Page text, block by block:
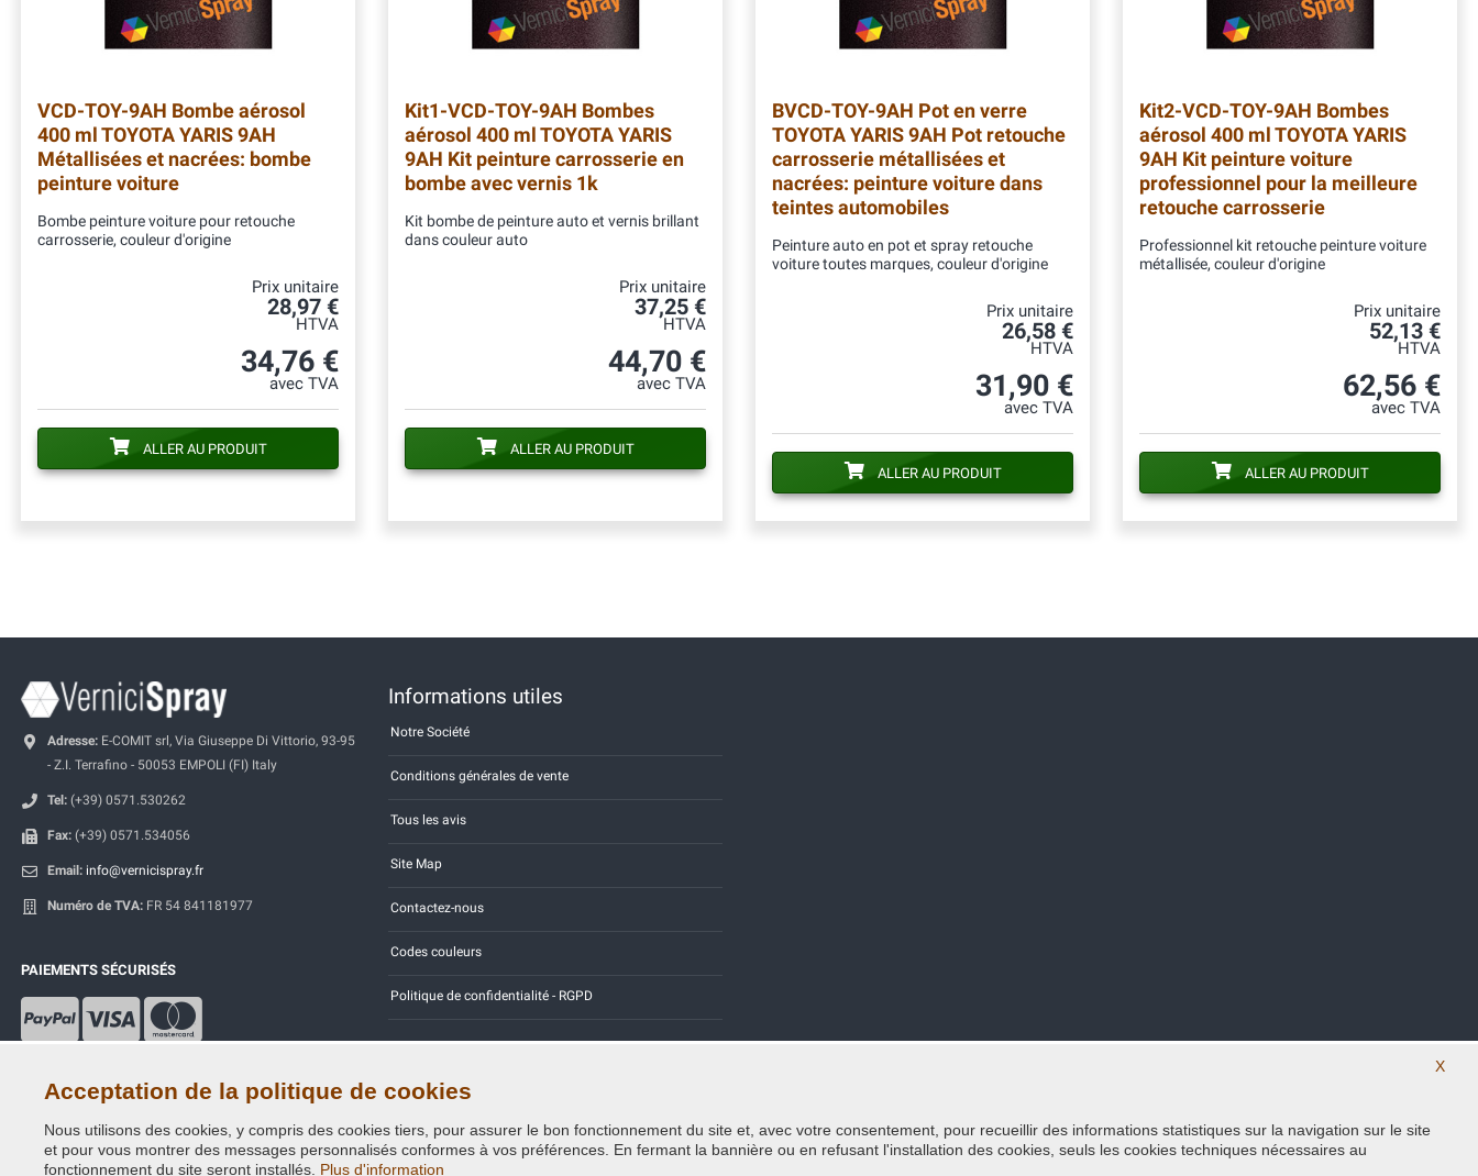
VCD-TOY-9AH Bombe aérosol
400 ml TOYOTA YARIS 9AH
Métallisées et nacrées: bombe
peinture voiture
Bombe peinture voiture pour retouche
carrosserie, couleur d'origine
Prix unitaire
28,97 €
HTVA
34,76 €
avec TVA
ALLER AU PRODUIT
Kit1-VCD-TOY-9AH Bombes
aérosol 400 ml TOYOTA YARIS
9AH Kit peinture carrosserie en
bombe avec vernis 1k
Kit bombe de peinture auto et vernis brillant
dans couleur auto
Prix unitaire
37,25 €
HTVA
44,70 €
avec TVA
ALLER AU PRODUIT
BVCD-TOY-9AH Pot en verre
TOYOTA YARIS 9AH Pot retouche
carrosserie métallisées et
nacrées: peinture voiture dans
teintes automobiles
Peinture auto en pot et spray retouche
voiture toutes marques, couleur d'origine
Prix unitaire
26,58 €
HTVA
31,90 €
avec TVA
ALLER AU PRODUIT
Kit2-VCD-TOY-9AH Bombes
aérosol 400 ml TOYOTA YARIS
9AH Kit peinture voiture
professionnel pour la meilleure
retouche carrosserie
Professionnel kit retouche peinture voiture
métallisée, couleur d'origine
Prix unitaire
52,13 €
HTVA
62,56 €
avec TVA
ALLER AU PRODUIT
Adresse: E-COMIT srl, Via Giuseppe Di Vittorio, 93-95
- Z.I. Terrafino - 50053 EMPOLI (FI) Italy
Tel: (+39) 0571.530262
Fax: (+39) 0571.534056
Email: info@vernicispray.fr
Numéro de TVA: FR 54 841181977
PAIEMENTS SÉCURISÉS
Informations utiles
Notre Société
Conditions générales de vente
Tous les avis
Site Map
Contactez-nous
Codes couleurs
Politique de confidentialité - RGPD
Copyright © 2014 - 2026. All Rights Reserved.
Visiteurs online: 484
Credits:E-COMIT Suivez nous sur nos réseaux sociaux
X
Acceptation de la politique de cookies
Nous utilisons des cookies, y compris des cookies tiers, pour assurer le bon fonctionnement du site et, avec votre consentement, pour recueillir des informations statistiques sur la navigation sur le site
et pour vous montrer des messages personnalisés conformes à vos préférences. En fermant la bannière ou en refusant l'installation des cookies, seuls les cookies techniques nécessaires au
fonctionnement du site seront installés. Plus d'information